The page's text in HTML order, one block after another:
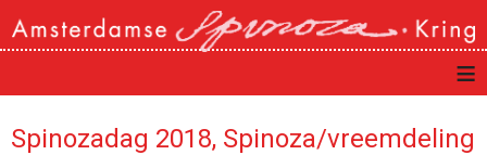
≡
Spinozadag 2018, Spinoza/vreemdeling